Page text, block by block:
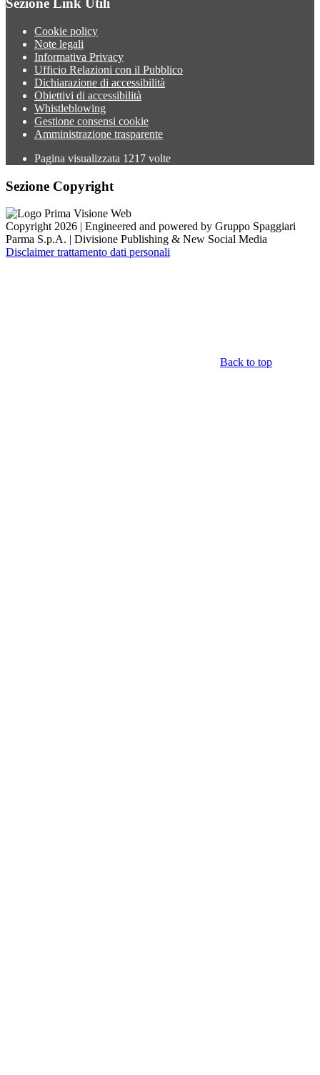
Sezione Link Utili
Cookie policy
Note legali
Informativa Privacy
Ufficio Relazioni con il Pubblico
Dichiarazione di accessibilità
Obiettivi di accessibilità
Whistleblowing
Gestione consensi cookie
Amministrazione trasparente
Pagina visualizzata 1217 volte
Sezione Copyright
Copyright 2026 | Engineered and powered by Gruppo Spaggiari
Parma S.p.A. | Divisione Publishing & New Social Media
Disclaimer trattamento dati personali
Back to top